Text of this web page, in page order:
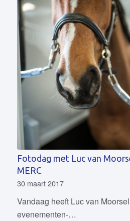
Fotodag met Luc van
MERC
30 maart 2017
Vandaag heeft Luc van
evenementen-…